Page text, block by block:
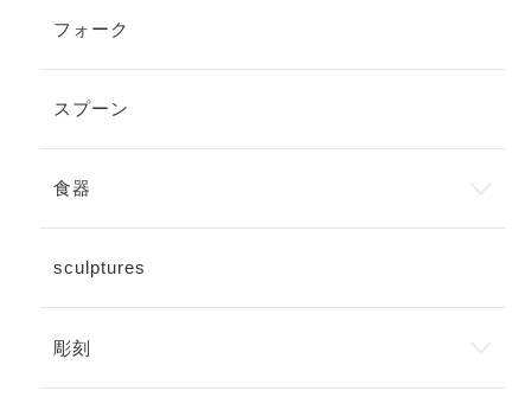
フォーク
スプーン
食器
sculptures
彫刻